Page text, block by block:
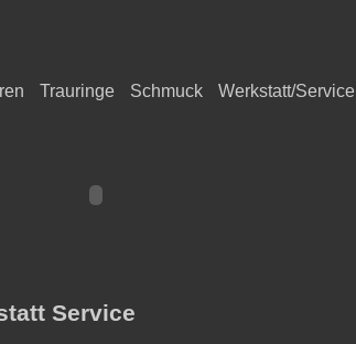
Trauringe Schmuck Werkstatt/Service
Service